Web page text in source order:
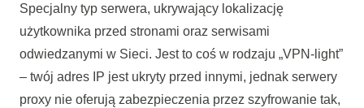
Specjalny typ serwera, ukrywający lokalizację
użytkownika przed stronami oraz serwisami
odwiedzanymi w Sieci. Jest to coś w rodzaju „VPN-light”
– twój adres IP jest ukryty przed innymi, jednak serwery
proxy nie oferują zabezpieczenia przez szyfrowanie tak,